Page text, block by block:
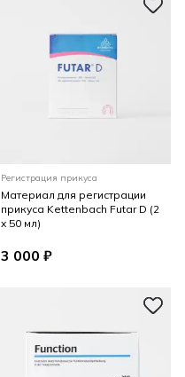
Регистрация прикуса
Материал для регистрации
прикуса Kettenbach Futar D (2
x 50 мл)
3 000 ₽